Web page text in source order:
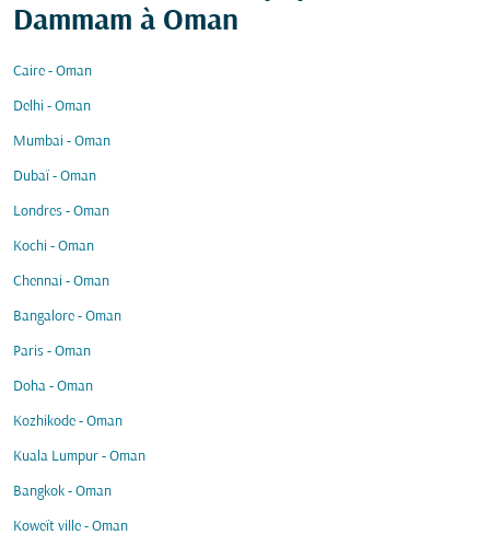
Dammam à Oman
Caire - Oman
Delhi - Oman
Mumbai - Oman
Dubaï - Oman
Londres - Oman
Kochi - Oman
Chennai - Oman
Bangalore - Oman
Paris - Oman
Doha - Oman
Kozhikode - Oman
Kuala Lumpur - Oman
Bangkok - Oman
Koweït ville - Oman